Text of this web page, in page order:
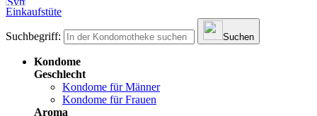
Einkaufstüte
Suchbegriff: Suchen
Kondome
Geschlecht
Kondome für Männer
Kondome für Frauen
Aroma